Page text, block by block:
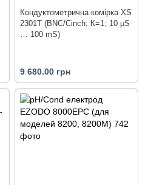
Кондуктометрична комірка XS
2301T (BNC/Cinch; К=1; 10 μS
… 100 mS)
9 680.00 грн